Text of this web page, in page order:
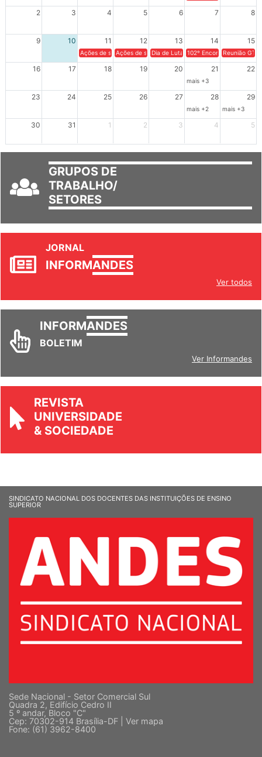
2 3 4 5 6 7 8
9 10 11 12 13 14 15
Ações de solidariedade a Cuba no Rio Grande do Sul - 100
Ações de solidariedade a Cuba no Rio Grande do
Dia de Luta em Defesa de Cuba e da
102º Encontro da
Reunião
16 17 18 19 20 21 22
mais +3
23 24 25 26 27 28 29
mais +2 mais +3
30 31 1 2 3 4 5
GRUPOS DE
TRABALHO/
SETORES
JORNAL
INFORMANDES
Ver todos
INFORMANDES
BOLETIM
Ver Informandes
REVISTA
UNIVERSIDADE
& SOCIEDADE
SINDICATO NACIONAL DOS DOCENTES DAS INSTITUIÇÕES DE ENSINO
SUPERIOR
Sede Nacional - Setor Comercial Sul
Quadra 2, Edifício Cedro II
5 º andar, Bloco "C"
Cep: 70302-914 Brasília-DF | Ver mapa
Fone: (61) 3962-8400